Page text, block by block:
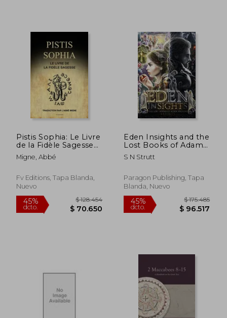
45%
dcto.
$ 262.576
$ 144.417
45%
dcto.
$
$
Pistis Sophia: Le Livre
de la Fidèle Sagesse
(en Francés)
Migne, Abbé
Fv Editions, Tapa Blanda,
Nuevo
Eden Insights and the
Lost Books of Adam
and eve (en Inglés)
S N Strutt
Paragon Publishing, Tapa
Blanda, Nuevo